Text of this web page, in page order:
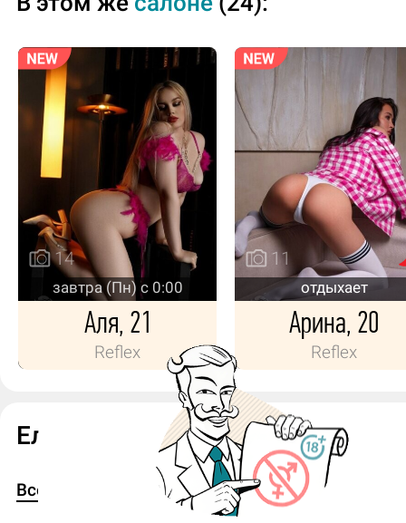
завтра (Пн) с 0:00
Аля, 21
Reflex
14
отдыхает
Арина, 20
Reflex
11
Елена в Журнале ДМ
Все Горячие и находчивые1Лучшие сиськи